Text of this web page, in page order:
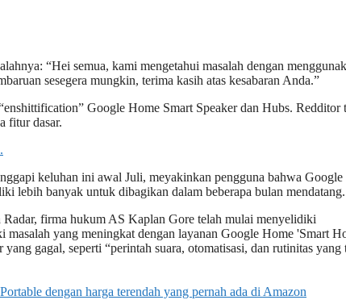
“Hei semua, kami mengetahui masalah dengan
sesegera mungkin, terima kasih atas kesabaran Anda.”
Google Home Smart Speaker dan Hubs. Redditor
fitur dasar.
keluhan ini awal Juli, meyakinkan pengguna bahwa Google
lebih banyak untuk dibagikan dalam beberapa bulan mendatang.
firma hukum AS Kaplan Gore telah mulai menyelidiki
yang meningkat dengan layanan Google Home 'Smart
gagal, seperti “perintah suara, otomatisasi, dan rutinitas yang
dengan harga terendah yang pernah ada di Amazon